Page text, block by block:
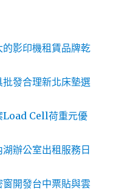
影印機租賃品牌乾
發合理新北床墊選
Load Cell荷重元優
辦公室出租服務日
開發台中票貼與雲